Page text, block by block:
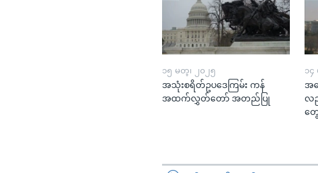
၁၅ မတ္၊ ၂၀၂၅
အသုံးစရိတ်ဥပဒေကြမ်း ကန်
အထက်လွှတ်တော် အတည်ပြု
၁၄
အ
လ
တွေ